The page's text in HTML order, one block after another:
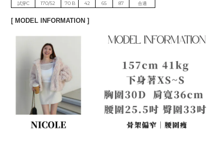
試穿C
170/52 70 B 42 65 87 合適
[ MODEL INFORMATION ]